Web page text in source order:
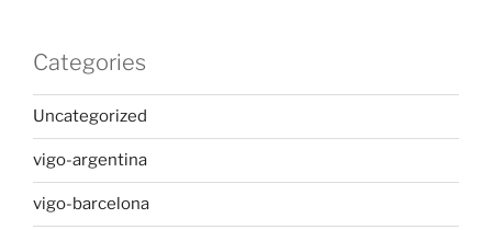
Categories
Uncategorized
vigo-argentina
vigo-barcelona